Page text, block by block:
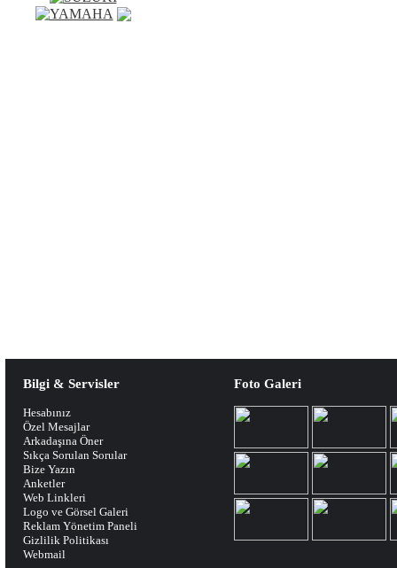
Bilgi & Servisler
Hesabınız
Özel Mesajlar
Arkadaşına Öner
Sıkça Sorulan Sorular
Bize Yazın
Anketler
Web Linkleri
Logo ve Görsel Galeri
Reklam Yönetim Paneli
Gizlilik Politikası
Webmail
Foto Galeri